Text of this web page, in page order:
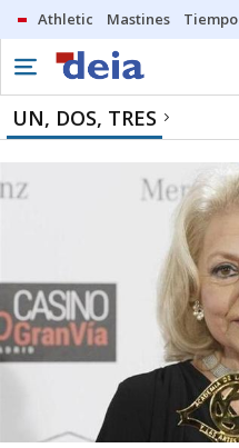
Athletic Mastines Tiempo
UN, DOS, TRES